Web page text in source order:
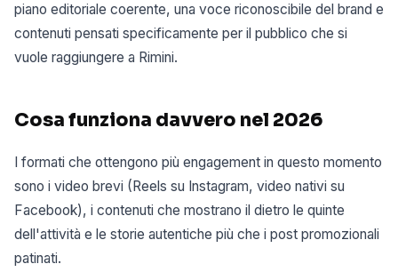
piano editoriale coerente, una voce riconoscibile del brand e
contenuti pensati specificamente per il pubblico che si
vuole raggiungere a Rimini.
Cosa funziona davvero nel 2026
I formati che ottengono più engagement in questo momento
sono i video brevi (Reels su Instagram, video nativi su
Facebook), i contenuti che mostrano il dietro le quinte
dell'attività e le storie autentiche più che i post promozionali
patinati.